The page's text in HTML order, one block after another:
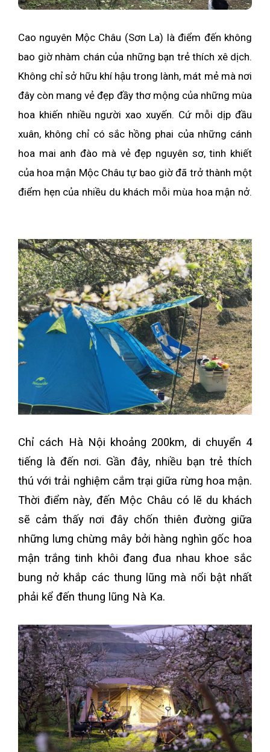
Cao nguyên Mộc Châu (Sơn La) là điểm đến không
bao giờ nhàm chán của những bạn trẻ thích xê dịch.
Không chỉ sở hữu khí hậu trong lành, mát mẻ mà nơi
đây còn mang vẻ đẹp đầy thơ mộng của những mùa
hoa khiến nhiều người xao xuyến. Cứ mỗi dịp đầu
xuân, không chỉ có sắc hồng phai của những cánh
hoa mai anh đào mà vẻ đẹp nguyên sơ, tinh khiết
của hoa mận Mộc Châu tự bao giờ đã trở thành một
điểm hẹn của nhiều du khách mỗi mùa hoa mận nở.
Chỉ cách Hà Nội khoảng 200km, di chuyển 4
tiếng là đến nơi. Gần đây, nhiều bạn trẻ thích
thú với trải nghiệm cắm trại giữa rừng hoa mận.
Thời điểm này, đến Mộc Châu có lẽ du khách
sẽ cảm thấy nơi đây chốn thiên đường giữa
những lưng chừng mây bởi hàng nghìn gốc hoa
mận trắng tinh khôi đang đua nhau khoe sắc
bung nở khắp các thung lũng mà nổi bật nhất
phải kể đến thung lũng Nà Ka.